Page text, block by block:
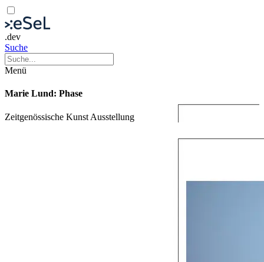
.dev
Suche
Menü
Marie Lund: Phase
Zeitgenössische Kunst Ausstellung